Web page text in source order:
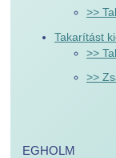
>>
Takarítást
>>
>>
EGHOLM